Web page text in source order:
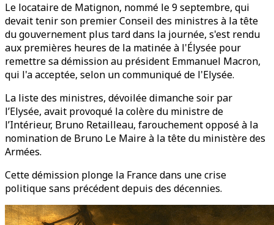
Le locataire de Matignon, nommé le 9 septembre, qui
devait tenir son premier Conseil des ministres à la tête
du gouvernement plus tard dans la journée, s'est rendu
aux premières heures de la matinée à l'Élysée pour
remettre sa démission au président Emmanuel Macron,
qui l'a acceptée, selon un communiqué de l'Elysée.
La liste des ministres, dévoilée dimanche soir par
l’Elysée, avait provoqué la colère du ministre de
l’Intérieur, Bruno Retailleau, farouchement opposé à la
nomination de Bruno Le Maire à la tête du ministère des
Armées.
Cette démission plonge la France dans une crise
politique sans précédent depuis des décennies.